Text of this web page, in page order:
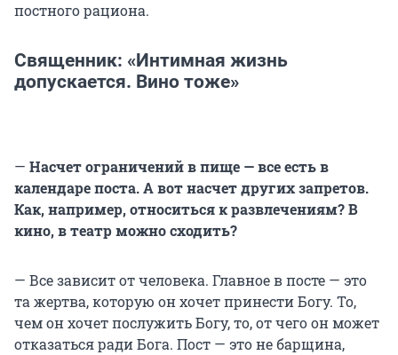
постного рациона.
Священник: «Интимная жизнь
допускается. Вино тоже»
— Насчет ограничений в пище — все есть в
календаре поста. А вот насчет других запретов.
Как, например, относиться к развлечениям? В
кино, в театр можно сходить?
— Все зависит от человека. Главное в посте — это
та жертва, которую он хочет принести Богу. То,
чем он хочет послужить Богу, то, от чего он может
отказаться ради Бога. Пост — это не барщина,